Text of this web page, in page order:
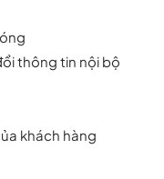
thông tin nội bộ
khách hàng